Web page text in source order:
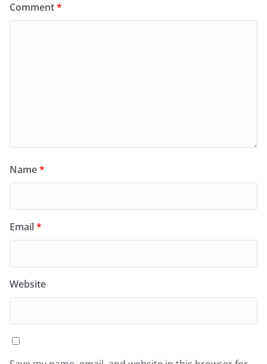
Comment*
Name*
Email*
Website